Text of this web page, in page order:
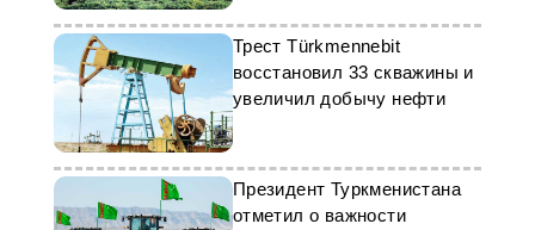
Трест Türkmennebit
восстановил 33 скважины и
увеличил добычу нефти
Президент Туркменистана
отметил о важности